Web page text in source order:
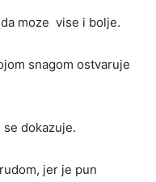
moze vise i bolje.
snagom ostvaruje
se dokazuje.
jer je pun